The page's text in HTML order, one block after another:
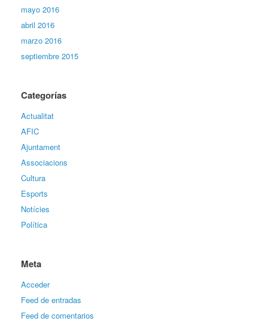
mayo 2016
abril 2016
marzo 2016
septiembre 2015
Categorías
Actualitat
AFIC
Ajuntament
Associacions
Cultura
Esports
Notícies
Política
Meta
Acceder
Feed de entradas
Feed de comentarios